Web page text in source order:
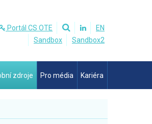
Portál CS OTE
EN
Sandbox
Sandbox2
zdroje Pro média Kariéra